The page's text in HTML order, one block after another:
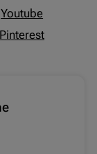
Youtube
Pinterest